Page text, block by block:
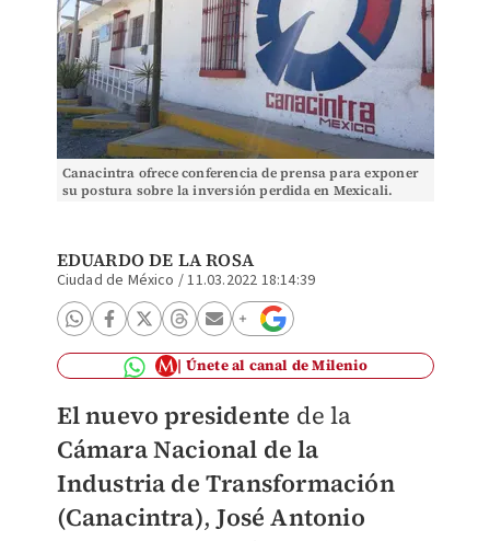
Canacintra ofrece conferencia de prensa para exponer
su postura sobre la inversión perdida en Mexicali.
EDUARDO DE LA ROSA
Ciudad de México /11.03.2022 18:14:39
Únete al canal de Milenio
El nuevo presidente de la
Cámara Nacional de la
Industria de Transformación
(Canacintra),José Antonio